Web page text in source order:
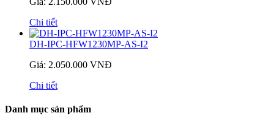
Chi tiết
DH-IPC-HFW1230MP-AS-I2
Giá: 2.050.000 VNĐ
Chi tiết
Danh mục sản phẩm